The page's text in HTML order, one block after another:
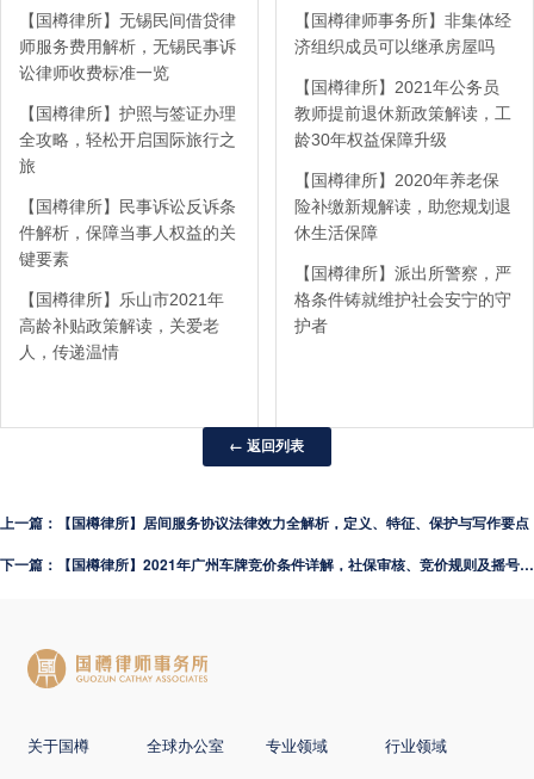
【国樽律所】无锡民间借贷律
师服务费用解析，无锡民事诉
讼律师收费标准一览
【国樽律所】护照与签证办理
全攻略，轻松开启国际旅行之
旅
【国樽律所】民事诉讼反诉条
件解析，保障当事人权益的关
键要素
【国樽律所】乐山市2021年
高龄补贴政策解读，关爱老
人，传递温情
【国樽律师事务所】非集体经
济组织成员可以继承房屋吗
【国樽律所】2021年公务员
教师提前退休新政策解读，工
龄30年权益保障升级
【国樽律所】2020年养老保
险补缴新规解读，助您规划退
休生活保障
【国樽律所】派出所警察，严
格条件铸就维护社会安宁的守
护者
← 返回列表
上一篇：【国樽律所】居间服务协议法律效力全解析，定义、特征、保护与写作要点
下一篇：【国樽律所】2021年广州车牌竞价条件详解，社保审核、竞价规则及摇号要求全解析
关于国樽 全球办公室 专业领域 行业领域